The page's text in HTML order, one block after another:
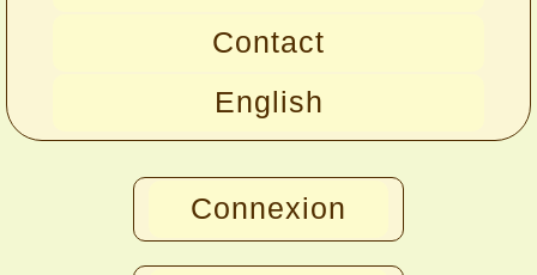
Contact
English
Connexion